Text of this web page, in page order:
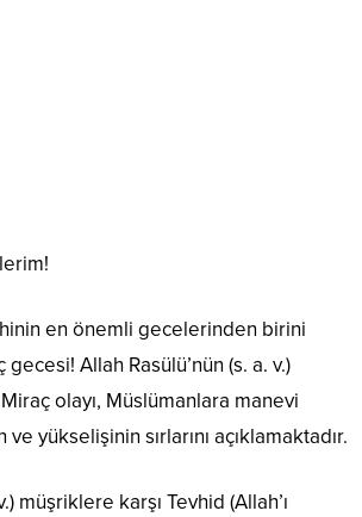
en önemli gecelerinden birini
gecesi! Allah Rasülü’nün (s. a. v.)
olayı, Müslümanlara manevi
yükselişinin sırlarını açıklamaktadır.
müşriklere karşı Tevhid (Allah’ı